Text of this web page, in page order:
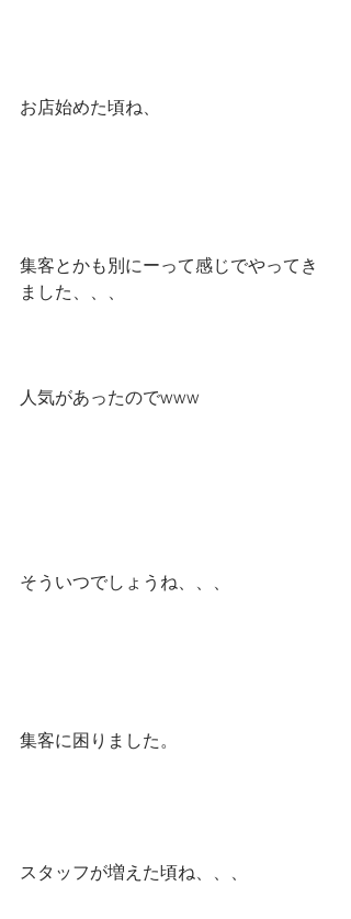
お店始めた頃ね、
集客とかも別にーって感じでやってき
ました、、、
人気があったのでwww
そういつでしょうね、、、
集客に困りました。
スタッフが増えた頃ね、、、